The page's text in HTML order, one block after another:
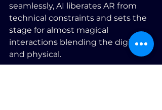
seamlessly, AI liberates AR from
technical constraints and sets the
stage for almost magical
interactions blending the digital
and physical.